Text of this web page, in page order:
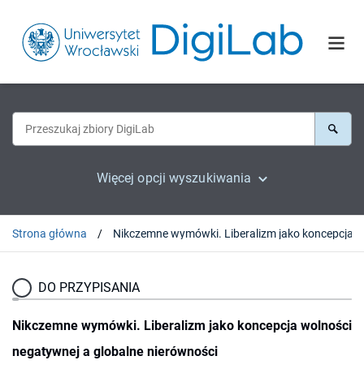
Więcej opcji wyszukiwania
Strona główna
DO PRZYPISANIA
Nikczemne wymówki. Liberalizm jako koncepcja wolności
negatywnej a globalne nierówności